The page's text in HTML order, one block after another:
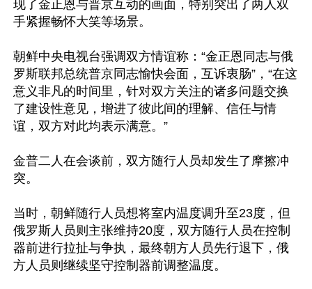
现了金正恩与普京互动的画面，特别突出了两人双
手紧握畅怀大笑等场景。
朝鲜中央电视台强调双方情谊称：“金正恩同志与俄
罗斯联邦总统普京同志愉快会面，互诉衷肠”，“在这
意义非凡的时间里，针对双方关注的诸多问题交换
了建设性意见，增进了彼此间的理解、信任与情
谊，双方对此均表示满意。”
金普二人在会谈前，双方随行人员却发生了摩擦冲
突。
当时，朝鲜随行人员想将室内温度调升至23度，但
俄罗斯人员则主张维持20度，双方随行人员在控制
器前进行拉扯与争执，最终朝方人员先行退下，俄
方人员则继续坚守控制器前调整温度。